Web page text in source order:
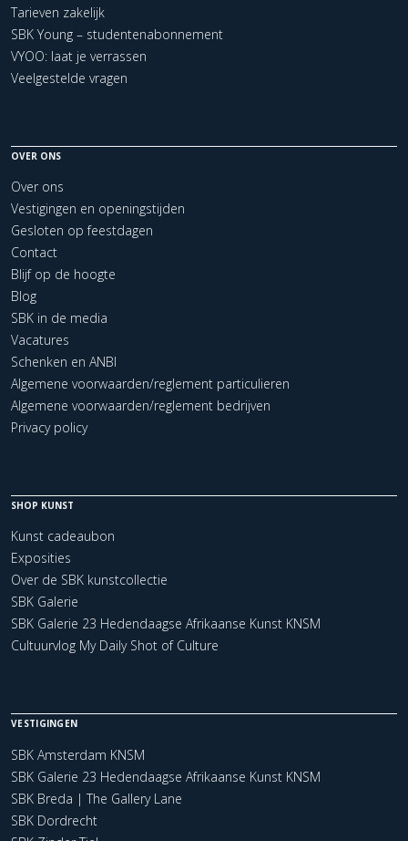
Tarieven zakelijk
SBK Young – studentenabonnement
VYOO: laat je verrassen
Veelgestelde vragen
OVER ONS
Over ons
Vestigingen en openingstijden
Gesloten op feestdagen
Contact
Blijf op de hoogte
Blog
SBK in de media
Vacatures
Schenken en ANBI
Algemene voorwaarden/reglement particulieren
Algemene voorwaarden/reglement bedrijven
Privacy policy
SHOP KUNST
Kunst cadeaubon
Exposities
Over de SBK kunstcollectie
SBK Galerie
SBK Galerie 23 Hedendaagse Afrikaanse Kunst KNSM
Cultuurvlog My Daily Shot of Culture
VESTIGINGEN
SBK Amsterdam KNSM
SBK Galerie 23 Hedendaagse Afrikaanse Kunst KNSM
SBK Breda | The Gallery Lane
SBK Dordrecht